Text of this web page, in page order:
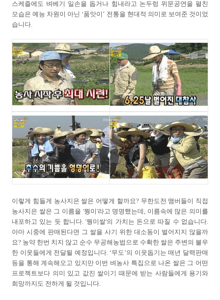
스케즐에도 벼베기 일손을 돕거나 힘내라고 논두렁 위문공연을 펼친
모습은 예능 차원이 아닌 ‘품앗이’ 전통을 현대적 의미로 보여준 것이었
습니다.
이렇게 힘들게 농사지은 쌀은 어떻게 할까요? 무한도전 맴버들이 직접
농사지은 쌀은 그 이름을 '뭥미'라고 명명했는데, 이름속에 많은 의미를
내포하고 있는 듯 합니다. '뭥미쌀'의 가치는 돈으로 따질 수 없습니다.
아마 시중에 판매된다면 그 쌀을 사기 위한 대소동이 벌어지지 않을까
요? 농약 한번 치지 않고 순수 무공해농법으로 수확한 쌀은 주변의 불우
한 이웃들에게 전달될 예정입니다. ‘무도’의 이웃돕기는 매년 달력판매
등을 통해 계속해오고 있지만 이번 벼농사 특집으로 나온 쌀은 그 어떤
프로젝트보다 의미 있고 값진 쌀이기 때문에 받는 사람들에게 용기와
희망까지도 전하게 될 것입니다.